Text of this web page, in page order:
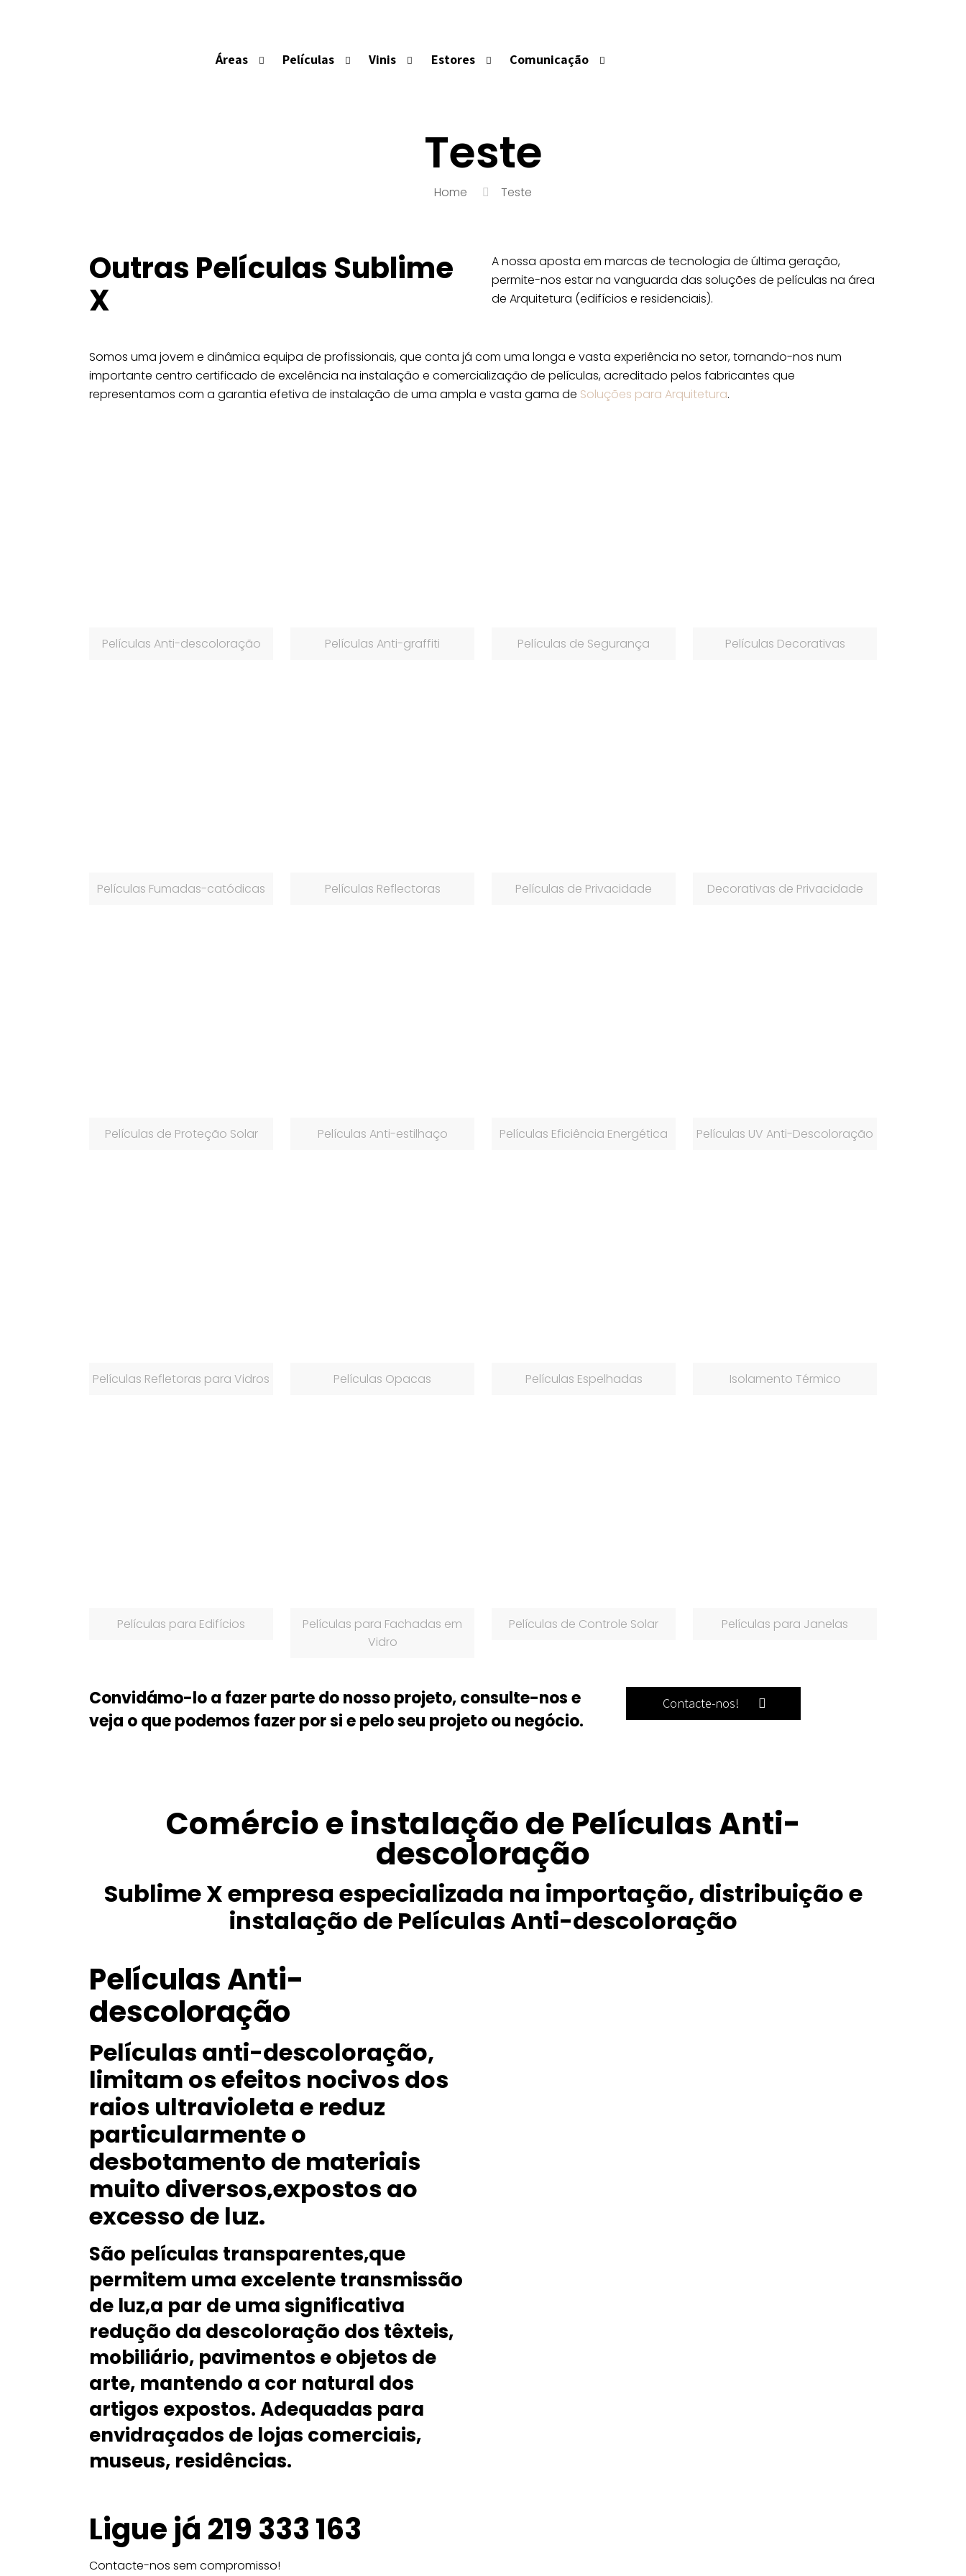
Áreas Películas Vinis Estores Comunicação
Teste
Home Teste
Outras Películas Sublime
X
A nossa aposta em marcas de tecnologia de última geração,
permite-nos estar na vanguarda das soluções de películas na área
de Arquitetura (edifícios e residenciais).
Somos uma jovem e dinâmica equipa de profissionais, que conta já com uma longa e vasta experiência no setor, tornando-nos num
importante centro certificado de excelência na instalação e comercialização de películas, acreditado pelos fabricantes que
representamos com a garantia efetiva de instalação de uma ampla e vasta gama de Soluções para Arquitetura.
Películas Anti-descoloração Películas Anti-graffiti Películas de Segurança Películas Decorativas
Películas Fumadas-catódicas Películas Reflectoras Películas de Privacidade Decorativas de Privacidade
Películas de Proteção Solar Películas Anti-estilhaço Películas Eficiência Energética Películas UV Anti-Descoloração
Películas Refletoras para Vidros Películas Opacas Películas Espelhadas Isolamento Térmico
Películas para Edifícios
Películas para Fachadas em
Vidro
Películas de Controle Solar Películas para Janelas
Convidámo-lo a fazer parte do nosso projeto, consulte-nos e
veja o que podemos fazer por si e pelo seu projeto ou negócio.
Contacte-nos!
Comércio e instalação de Películas Anti-
descoloração
Sublime X empresa especializada na importação, distribuição e
instalação de Películas Anti-descoloração
Películas Anti-
descoloração
Películas anti-descoloração,
limitam os efeitos nocivos dos
raios ultravioleta e reduz
particularmente o
desbotamento de materiais
muito diversos,expostos ao
excesso de luz.
São películas transparentes,que
permitem uma excelente transmissão
de luz,a par de uma significativa
redução da descoloração dos têxteis,
mobiliário, pavimentos e objetos de
arte, mantendo a cor natural dos
artigos expostos. Adequadas para
envidraçados de lojas comerciais,
museus, residências.
Ligue já 219 333 163
Contacte-nos sem compromisso!